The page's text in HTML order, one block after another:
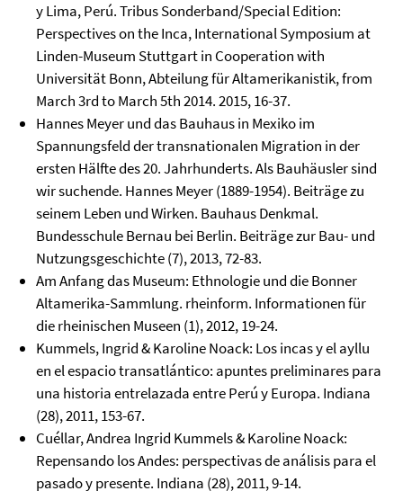
y Lima, Perú. Tribus Sonderband/Special Edition:
Perspectives on the Inca, International Symposium at
Linden-Museum Stuttgart in Cooperation with
Universität Bonn, Abteilung für Altamerikanistik, from
March 3rd to March 5th 2014. 2015, 16-37.
Hannes Meyer und das Bauhaus in Mexiko im
Spannungsfeld der transnationalen Migration in der
ersten Hälfte des 20. Jahrhunderts. Als Bauhäusler sind
wir suchende. Hannes Meyer (1889-1954). Beiträge zu
seinem Leben und Wirken. Bauhaus Denkmal.
Bundesschule Bernau bei Berlin. Beiträge zur Bau- und
Nutzungsgeschichte (7), 2013, 72-83.
Am Anfang das Museum: Ethnologie und die Bonner
Altamerika-Sammlung. rheinform. Informationen für
die rheinischen Museen (1), 2012, 19-24.
Kummels, Ingrid & Karoline Noack: Los incas y el ayllu
en el espacio transatlántico: apuntes preliminares para
una historia entrelazada entre Perú y Europa. Indiana
(28), 2011, 153-67.
Cuéllar, Andrea Ingrid Kummels & Karoline Noack:
Repensando los Andes: perspectivas de análisis para el
pasado y presente. Indiana (28), 2011, 9-14.